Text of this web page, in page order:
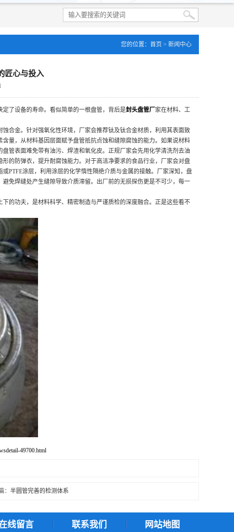
您的位置： 首页 > 新闻中心
匠心与投入
了设备的寿命。看似简单的一根盘管，背后是封头盘管厂 家在材料、工
合金。针对强氧化性环境，厂家会推荐钛及钛合金材质，利用其表面致
量，从材料基因层面赋予盘管抵抗点蚀和缝隙腐蚀的能力。如果说材料
管表面难免带有油污、焊渣和氧化皮。正规厂家会先用化学清洗剂去油
的防弹衣，提升耐腐蚀能力。对于高洁净要求的食品行业，厂家会对盘
PTFE涂层，利用涂层的化学惰性隔绝介质与金属的接触。厂家深知，盘
免焊缝处产生缝隙导致介质滞留。出厂前的无损探伤更是不可少，每一
的功夫，是材料科学、精密制造与严谨质检的深度融合。正是这些看不
49700.html
： 半圆管完善的检测体系
线留言 联系我们 网站地图